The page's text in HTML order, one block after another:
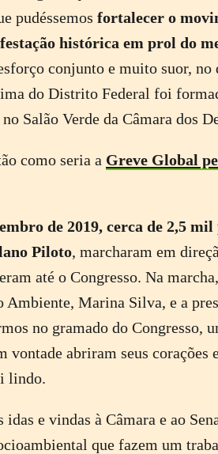
pudéssemos fortalecer o
histórica em prol do
conjunto e muito suor, no
do Distrito Federal foi
Salão Verde da Câmara dos
como seria a Greve Global
de 2019, cerca de 2,5
Piloto, marcharam em
até o Congresso. Na
Marina Silva, e a
no gramado do Congresso,
vontade abriram seus corações
lindo.
idas e vindas à Câmara e ao
que fazem um